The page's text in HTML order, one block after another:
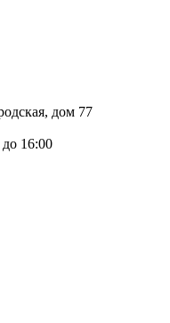
дом 77
16:00